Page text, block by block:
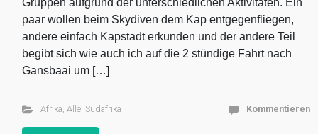
Gruppen aufgrund der unterschiedlichen Aktivitäten. Ein
paar wollen beim Skydiven dem Kap entgegenfliegen,
andere einfach Kapstadt erkunden und der andere Teil
begibt sich wie auch ich auf die 2 stündige Fahrt nach
Gansbaai um […]
Afrika, Alle, Südafrika Kommentieren